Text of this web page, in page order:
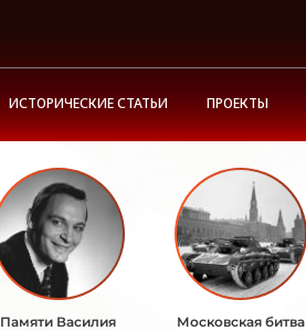
ИСТОРИЧЕСКИЕ СТАТЬИ ПРОЕКТЫ
Памяти Василия
Московская битва